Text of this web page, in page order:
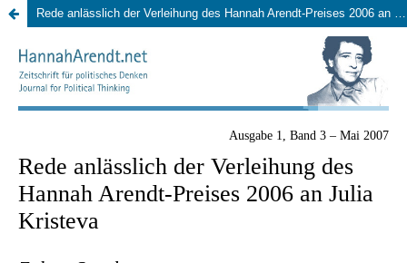
Rede anlässlich der Verleihung des Hannah Arendt-Preises 2006 an Julia Kristeva